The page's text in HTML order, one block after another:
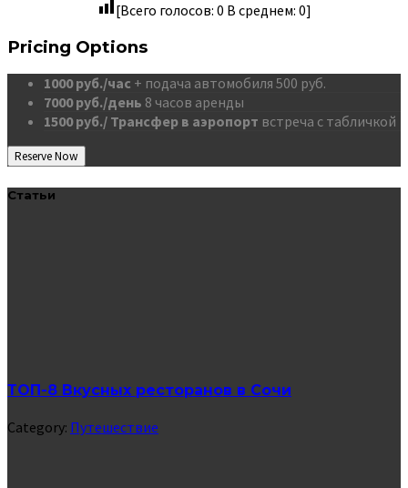
[Всего голосов: 0 В среднем: 0]
Pricing Options
1000 руб./час + подача автомобиля 500 руб.
7000 руб./день 8 часов аренды
1500 руб./ Трансфер в аэропорт встреча с табличкой
Reserve Now
Статьи
ТОП-8 Вкусных ресторанов в Сочи
Category: Путешествие